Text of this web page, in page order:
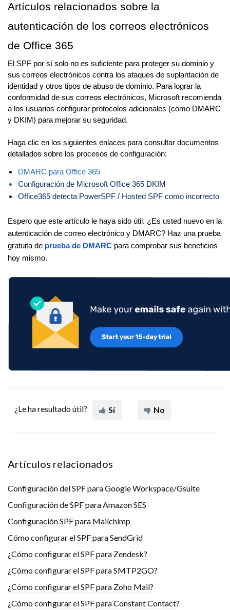
Artículos relacionados sobre la
autenticación de los correos electrónicos
de Office 365
El SPF por sí solo no es suficiente para proteger su dominio y
sus correos electrónicos contra los ataques de suplantación de
identidad y otros tipos de abuso de dominio. Para lograr la
conformidad de sus correos electrónicos, Microsoft recomienda
a los usuarios configurar protocolos adicionales (como DMARC
y DKIM) para mejorar su seguridad.
Haga clic en los siguientes enlaces para consultar documentos
detallados sobre los procesos de configuración:
DMARC para Office 365
Configuración de Microsoft Office 365 DKIM
Office365 detecta PowerSPF / Hosted SPF como incorrecto
Espero que este artículo le haya sido útil. ¿Es usted nuevo en la
autenticación de correo electrónico y DMARC? Haz una prueba
gratuita de prueba de DMARC para comprobar sus beneficios
hoy mismo.
¿Le ha resultado útil? Sí No
Artículos relacionados
Configuración del SPF para Google Workspace/Gsuite
Configuración de SPF para Amazon SES
Configuración SPF para Mailchimp
Cómo configurar el SPF para SendGrid
¿Cómo configurar el SPF para Zendesk?
¿Cómo configurar el SPF para SMTP2GO?
¿Cómo configurar el SPF para Zoho Mail?
¿Cómo configurar el SPF para Constant Contact?